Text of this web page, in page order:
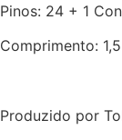
Pinos: 24 + 1
Comprimento:
Produzido por